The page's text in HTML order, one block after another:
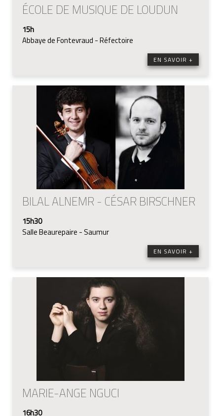
ÉCOLE DE MUSIQUE DE LOUDUN
15h
Abbaye de Fontevraud - Réfectoire
EN SAVOIR +
BILAL ALNEMR - CÉSAR BIRSCHNER
15h30
Salle Beaurepaire - Saumur
EN SAVOIR +
MARIE-ANGE NGUCI
16h30